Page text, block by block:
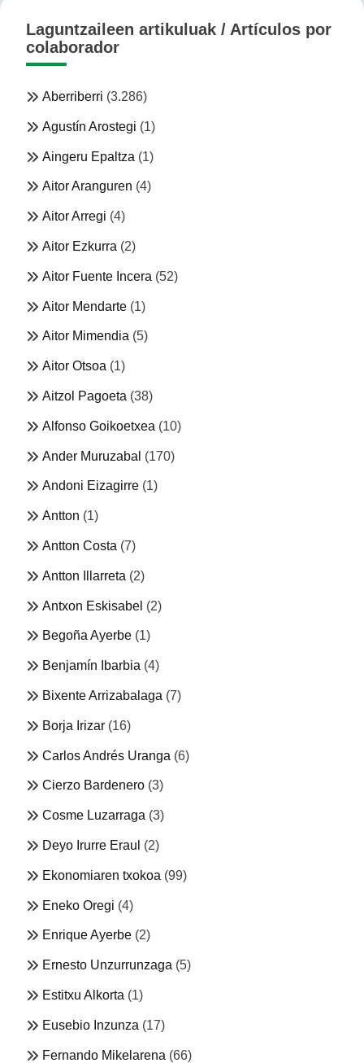
Laguntzaileen artikuluak / Artículos por
colaborador
Aberriberri (3.286)
Agustín Arostegi (1)
Aingeru Epaltza (1)
Aitor Aranguren (4)
Aitor Arregi (4)
Aitor Ezkurra (2)
Aitor Fuente Incera (52)
Aitor Mendarte (1)
Aitor Mimendia (5)
Aitor Otsoa (1)
Aitzol Pagoeta (38)
Alfonso Goikoetxea (10)
Ander Muruzabal (170)
Andoni Eizagirre (1)
Antton (1)
Antton Costa (7)
Antton Illarreta (2)
Antxon Eskisabel (2)
Begoña Ayerbe (1)
Benjamín Ibarbia (4)
Bixente Arrizabalaga (7)
Borja Irizar (16)
Carlos Andrés Uranga (6)
Cierzo Bardenero (3)
Cosme Luzarraga (3)
Deyo Irurre Eraul (2)
Ekonomiaren txokoa (99)
Eneko Oregi (4)
Enrique Ayerbe (2)
Ernesto Unzurrunzaga (5)
Estitxu Alkorta (1)
Eusebio Inzunza (17)
Fernando Mikelarena (66)